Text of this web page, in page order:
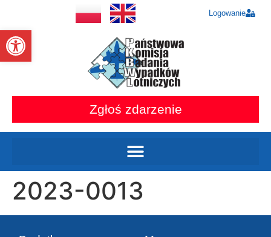
Otwórz pasek narzędzi
Logowanie
Zgłoś zdarzenie
2023-0013